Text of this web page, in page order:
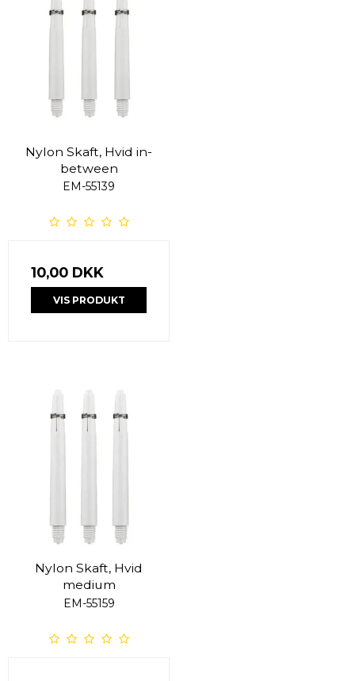
Nylon Skaft, Hvid in-
between
EM-55139
10,00 DKK
VIS PRODUKT
Nylon Skaft, Hvid
medium
EM-55159